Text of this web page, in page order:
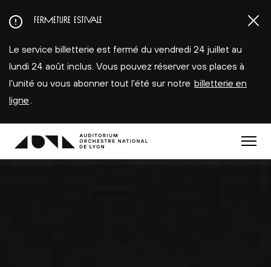
au
principal
FERMETURE ESTIVALE
Le service billetterie est fermé du vendredi 24 juillet au
lundi 24 août inclus. Vous pouvez réserver vos places à
l’unité ou vous abonner tout l'été sur notre billetterie en
ligne
Menu